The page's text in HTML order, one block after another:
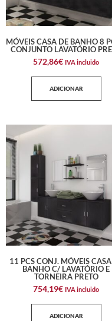
MÓVEIS CASA DE BANHO 8
CONJUNTO LAVATÓRIO
572,86€ IVA incluido
ADICIONAR
11 PCS CONJ. MÓVEIS
BANHO C/ LAVATÓRIO E
TORNEIRA PRETO
754,19€ IVA incluido
ADICIONAR